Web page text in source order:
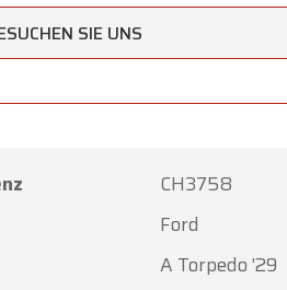
SIE UNS
CH3758
Ford
A Torpedo '29
geöffnet.
bei